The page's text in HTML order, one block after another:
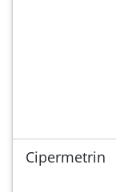
Cipermetrin